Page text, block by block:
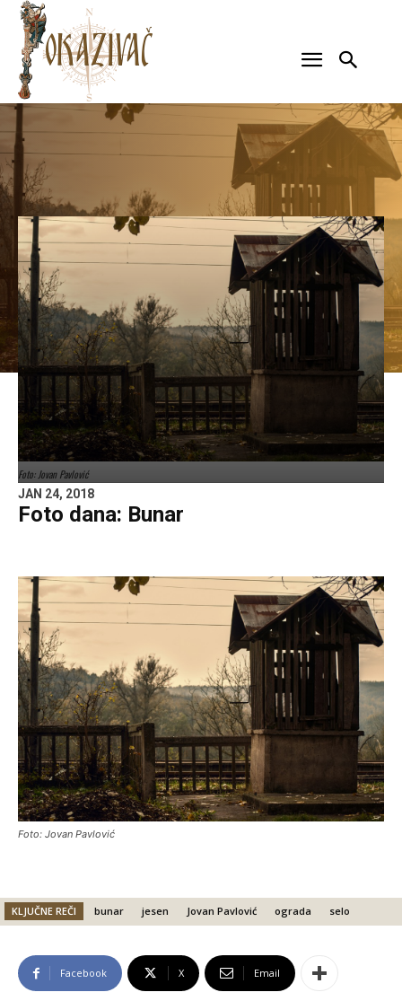
Foto: Jovan Pavlović
JAN 24, 2018
Foto dana: Bunar
Foto: Jovan Pavlović
KLJUČNE REČI bunar jesen Jovan Pavlović ograda selo
Facebook X Email